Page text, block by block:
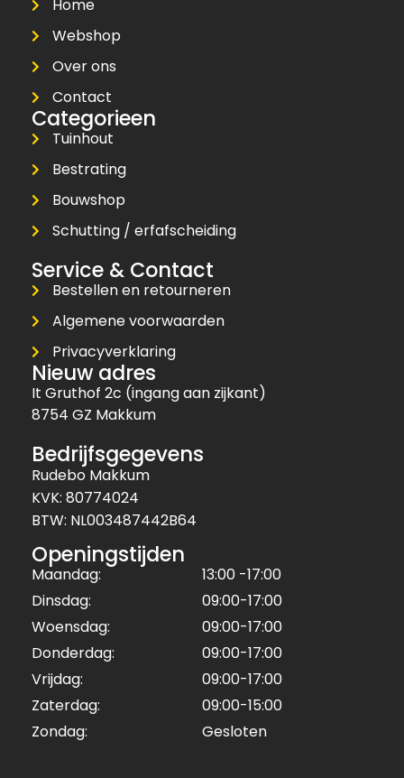
Home
Webshop
Over ons
Contact
Categorieen
Tuinhout
Bestrating
Bouwshop
Schutting / erfafscheiding
Service & Contact
Bestellen en retourneren
Algemene voorwaarden
Privacyverklaring
Nieuw adres
It Gruthof 2c (ingang aan zijkant)
8754 GZ Makkum
Bedrijfsgegevens
Rudebo Makkum
KVK: 80774024
BTW: NL003487442B64
Openingstijden
Maandag:
13:00 -17:00
Dinsdag:
09:00-17:00
Woensdag:
09:00-17:00
Donderdag:
09:00-17:00
Vrijdag:
09:00-17:00
Zaterdag:
09:00-15:00
Zondag:
Gesloten